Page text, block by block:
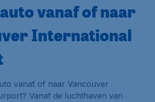
vanaf of naar
International
vanaf of naar Vancouver
Vanaf de luchthaven van